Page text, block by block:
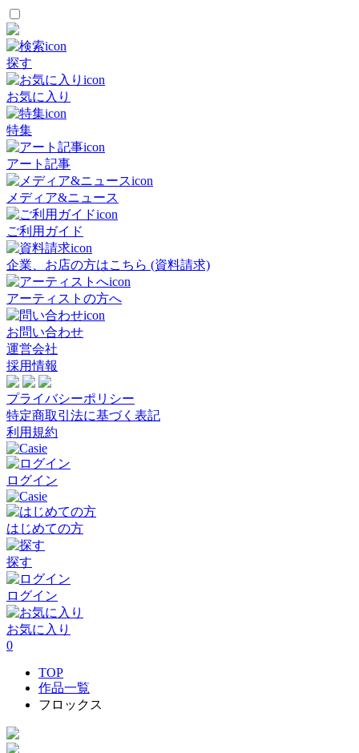
探す
お気に入り
特集
アート記事
メディア&ニュース
ご利用ガイド
企業、お店の方はこちら (資料請求)
アーティストの方へ
お問い合わせ
運営会社
採用情報
プライバシーポリシー
特定商取引法に基づく表記
利用規約
ログイン
はじめての方
探す
ログイン
お気に入り
0
TOP
作品一覧
フロックス